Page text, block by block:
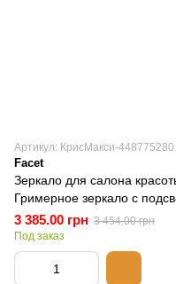
Артикул: КрисМакси-448775280
Facet
Зеркало для салона
Гримерное зеркало с
3 385.00 грн 3 454.00 грн
Под заказ